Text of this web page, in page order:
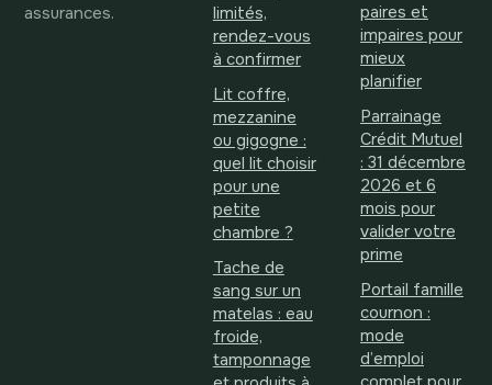
assurances.
limités,
rendez-vous
à confirmer
Lit coffre,
mezzanine
ou gigogne :
quel lit choisir
pour une
petite
chambre ?
Tache de
sang sur un
matelas : eau
froide,
tamponnage
paires et
impaires pour
mieux
planifier
Parrainage
Crédit Mutuel
: 31 décembre
2026 et 6
mois pour
valider votre
prime
Portail famille
cournon :
mode
d’emploi